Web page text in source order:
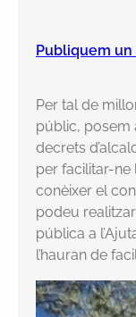
Publiquem un
Per tal de
públic, posem
decrets
per facilitar-ne
conèixer el
podeu
pública a
l’hauran de